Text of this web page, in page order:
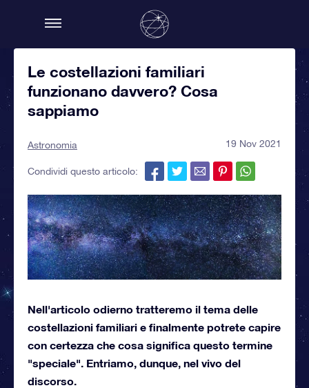
Le costellazioni familiari
funzionano davvero? Cosa
sappiamo
Astronomia 19 Nov 2021
Condividi questo articolo:
Nell'articolo odierno tratteremo il tema delle
costellazioni familiari e finalmente potrete capire
con certezza che cosa significa questo termine
"speciale". Entriamo, dunque, nel vivo del
discorso.